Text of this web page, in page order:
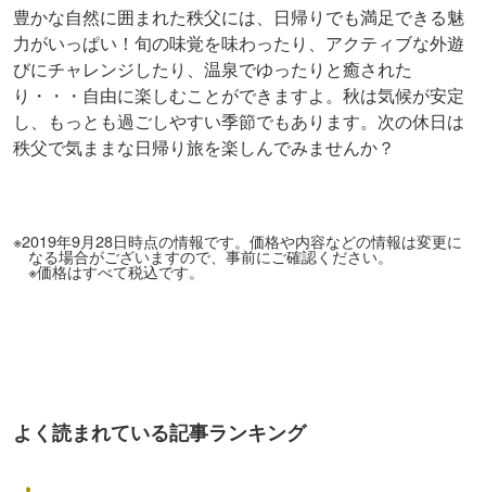
豊かな自然に囲まれた秩父には、日帰りでも満足できる魅
力がいっぱい！旬の味覚を味わったり、アクティブな外遊
びにチャレンジしたり、温泉でゆったりと癒された
り・・・自由に楽しむことができますよ。秋は気候が安定
し、もっとも過ごしやすい季節でもあります。次の休日は
秩父で気ままな日帰り旅を楽しんでみませんか？
※2019年9月28日時点の情報です。価格や内容などの情報は変更に
なる場合がございますので、事前にご確認ください。
※価格はすべて税込です。
よく読まれている記事ランキング